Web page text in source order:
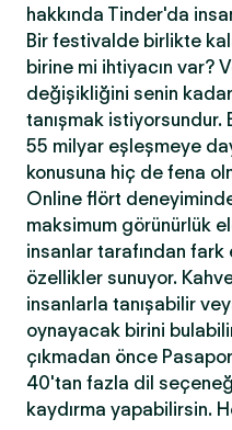
hakkında Tinder'da
Bir festivalde birlikte
birine mi ihtiyacın var?
değişikliğini senin
tanışmak istiyorsundur.
55 milyar eşleşmeye
konusuna hiç de fena
Online flört
maksimum görünürlük
insanlar tarafından fark
özellikler sunuyor.
insanlarla tanışabilir
oynayacak birini
çıkmadan önce
40'tan fazla dil
kaydırma yapabilirsin.